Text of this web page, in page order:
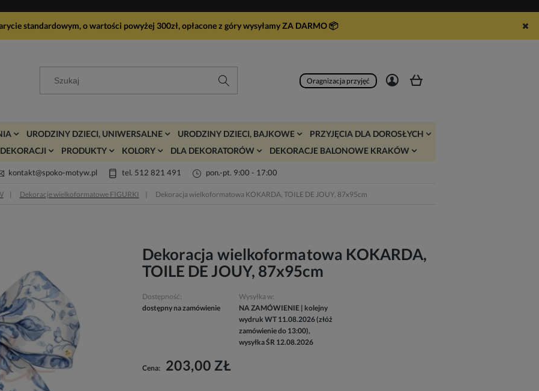
standardowym, o wartości powyżej 300zł, opłacone z góry wysyłamy ZA DARMO📦
Oragnizacja przyjęć
URODZINY DZIECI, UNIWERSALNE URODZINY DZIECI, BAJKOWE
PRZYJĘCIA DLA DOROSŁYCH
PRODUKTY KOLORY DLA DEKORATORÓW DEKORACJE BALONOWE KRAKÓW
kontakt@spoko-motyw.pl tel. 512 821 491 pon.-pt. 9:00 - 17:00
Dekoracje wielkoformatowe FIGURKI Dekoracja wielkoformatowa KOKARDA, TOILE DE JOUY, 87x95cm
Dekoracja wielkoformatowa KOKARDA,
TOILE DE JOUY, 87x95cm
Dostępność:
dostępny na zamówienie
Wysyłka w:
NA ZAMÓWIENIE | kolejny
wydruk WT 11.08.2026 (złóż
zamówienie do 13:00),
wysyłka ŚR 12.08.2026
Cena: 203,00 ZŁ